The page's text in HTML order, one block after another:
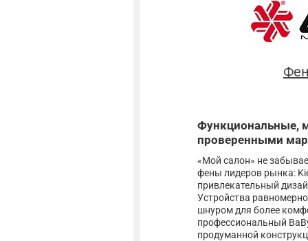
Функциональные,
проверенными
«Мой салон» не
фены лидеров рынка:
привлекательный
Устройства
шнуром для более
профессиональный
продуманной